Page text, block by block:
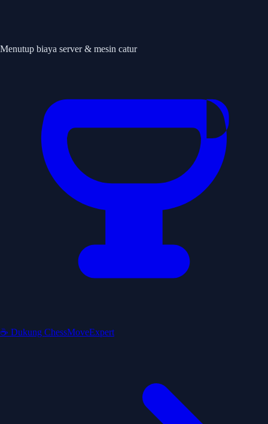
Menutup biaya server & mesin catur
☕ Dukung ChessMoveExpert